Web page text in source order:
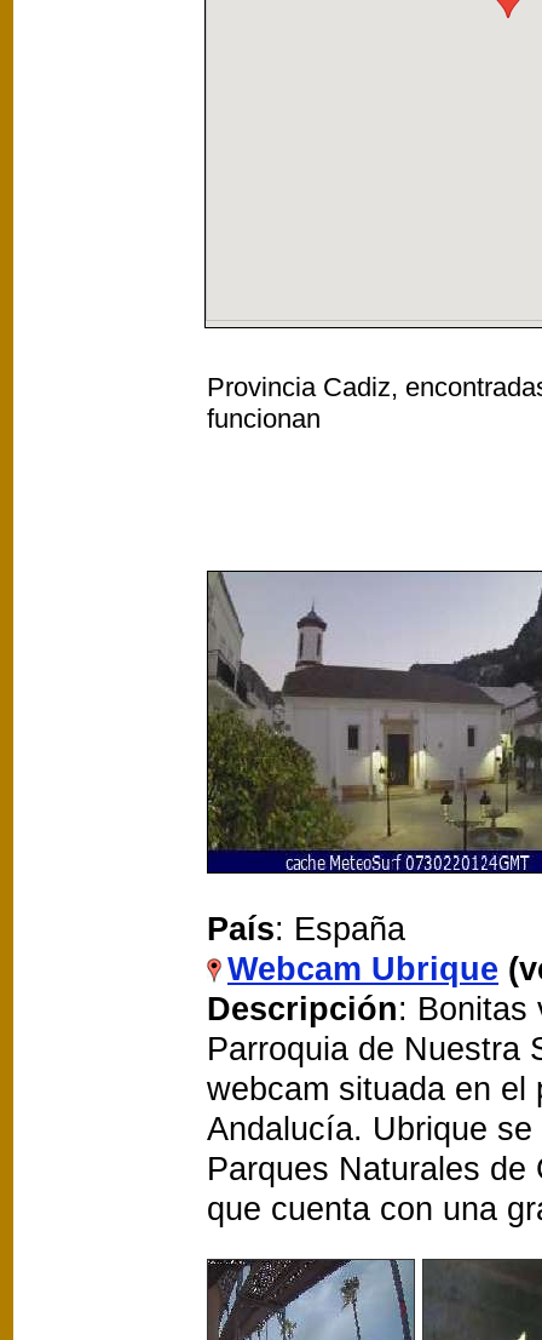
Provincia Cadiz,
funcionan
País: España
Webcam Ubrique
Descripción: Bonitas
Parroquia de Nuestra
webcam situada en el
Andalucía. Ubrique
Parques Naturales de
que cuenta con una